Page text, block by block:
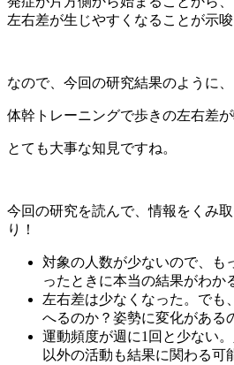
左右差が生じやすくなることが示唆
なので、今回の研究結果のように、
体幹トレーニングで歩きの左右差が
とても大事な知見ですね。
今回の研究を読んで、情報をくみ
り！
対象の人数が少ないので、も
ったときに本当の結果がわか
左右差は少なくなった。でも
へるのか？姿勢に変化がある
運動頻度が週に1回と少ない
以外の活動も結果に関わる可